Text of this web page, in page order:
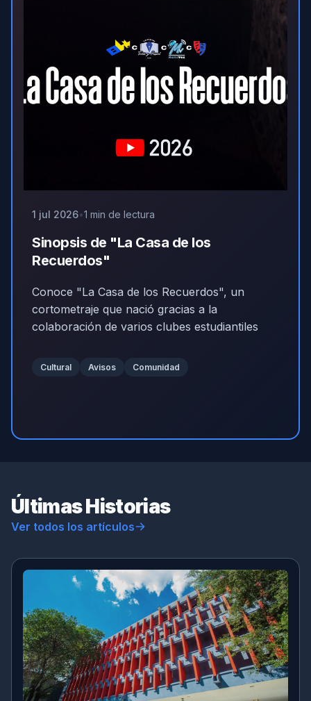
1 jul 2026 1 min de lectura
Sinopsis de "La Casa de los
Recuerdos"
Conoce "La Casa de los Recuerdos", un
cortometraje que nació gracias a la
colaboración de varios clubes estudiantiles
Cultural Avisos Comunidad
Últimas Historias
Ver todos los artículos